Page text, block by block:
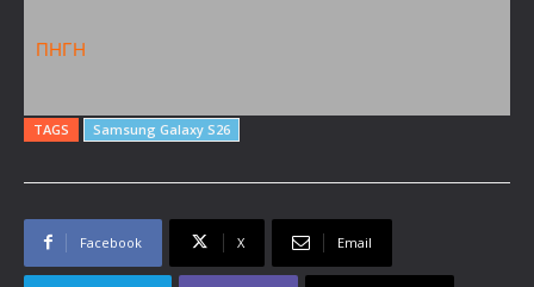
ΠΗΓΗ
TAGS Samsung Galaxy S26
Facebook X Email